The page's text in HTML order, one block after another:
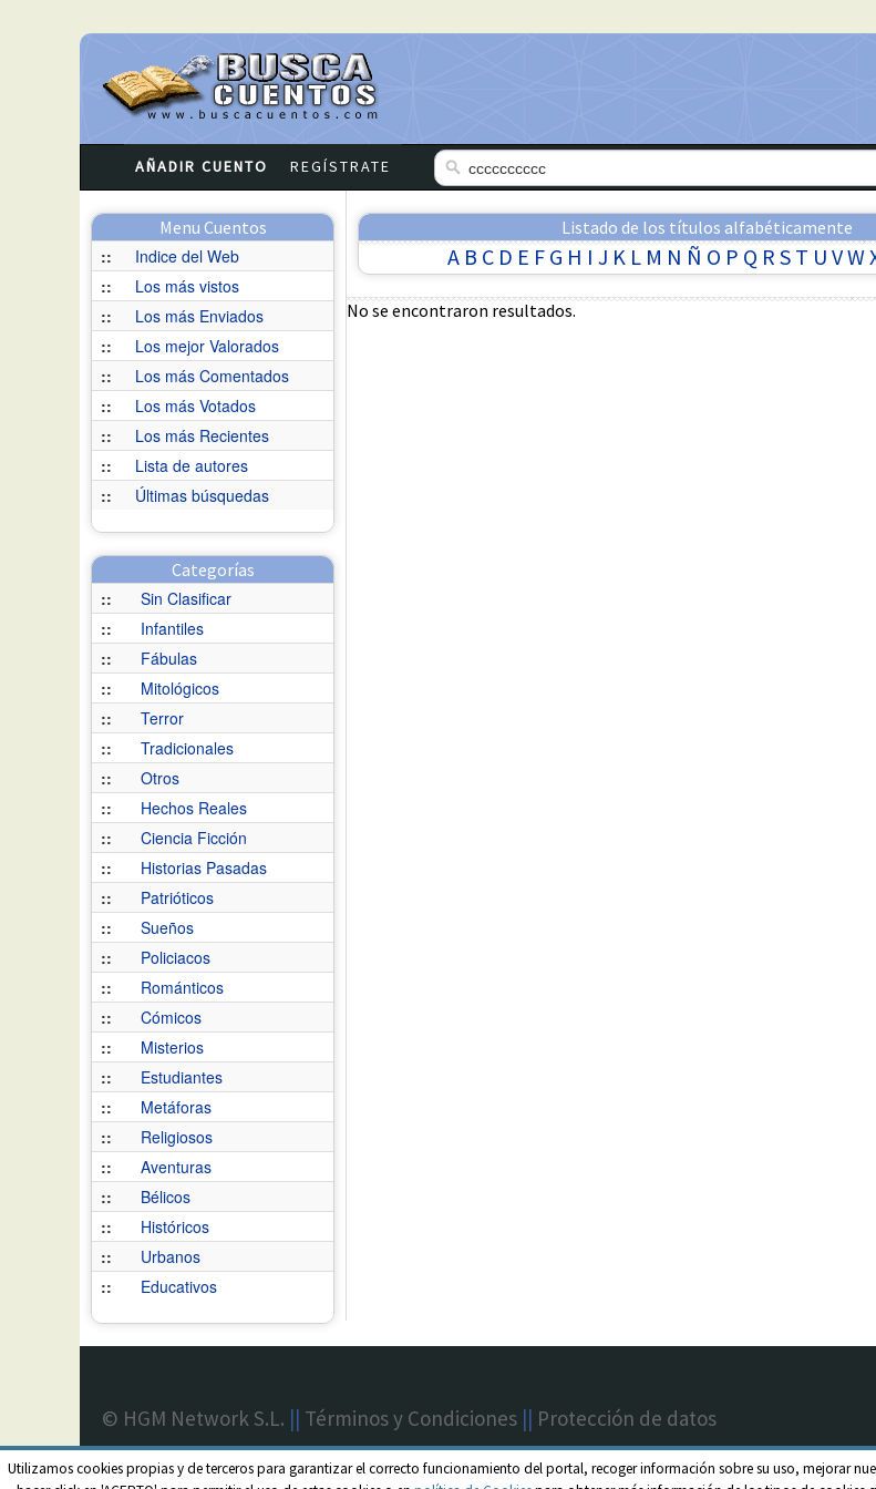
Utilizamos cookies propias y de terceros para garantizar el correcto funcionamiento del portal, recoger información sobre su uso, mejorar
AÑADIR CUENTO REGÍSTRATE
Menu Cuentos
::
Indice del Web
::
Los más vistos
::
Los más Enviados
::
Los mejor Valorados
::
Los más Comentados
::
Los más Votados
::
Los más Recientes
::
Lista de autores
::
Últimas búsquedas
Categorías
::
Sin Clasificar
::
Infantiles
::
Fábulas
::
Mitológicos
::
Terror
::
Tradicionales
::
Otros
::
Hechos Reales
::
Ciencia Ficción
::
Historias Pasadas
::
Patrióticos
::
Sueños
::
Policiacos
::
Románticos
::
Cómicos
::
Misterios
::
Estudiantes
::
Metáforas
::
Religiosos
::
Aventuras
::
Bélicos
::
Históricos
::
Urbanos
::
Educativos
Listado de los títulos alfabéticamente
A B C D E F G H I J K L M N Ñ O P Q R S T U VW
No se encontraron resultados.
© HGM Network S.L. || Términos y Condiciones || Protección de datos